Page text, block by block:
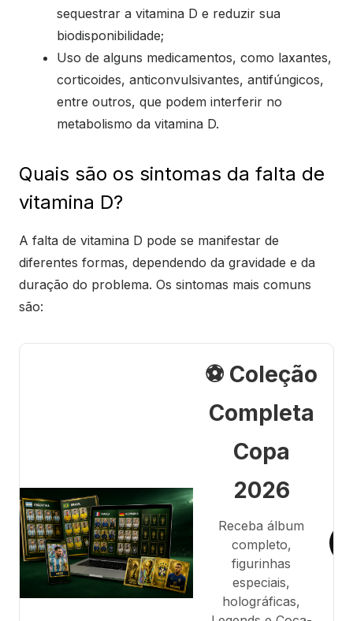
sequestrar a vitamina D e reduzir sua
biodisponibilidade;
Uso de alguns medicamentos, como laxantes,
corticoides, anticonvulsivantes, antifúngicos,
entre outros, que podem interferir no
metabolismo da vitamina D.
Quais são os sintomas da falta de
vitamina D?
A falta de vitamina D pode se manifestar de
diferentes formas, dependendo da gravidade e da
duração do problema. Os sintomas mais comuns
são:
⚽ Coleção
Completa
Copa
2026
Receba álbum
completo,
figurinhas
especiais,
holográficas,